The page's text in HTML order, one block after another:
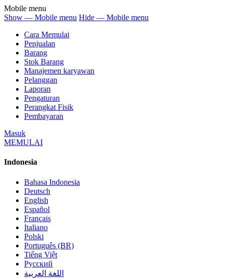
Mobile menu
Show — Mobile menu Hide — Mobile menu
Cara Memulai
Penjualan
Barang
Stok Barang
Manajemen karyawan
Pelanggan
Laporan
Pengaturan
Perangkat Fisik
Pembayaran
Masuk
MEMULAI
Indonesia
Bahasa Indonesia
Deutsch
English
Español
Français
Italiano
Polski
Português (BR)
Tiếng Việt
Русский
اللغة العربية